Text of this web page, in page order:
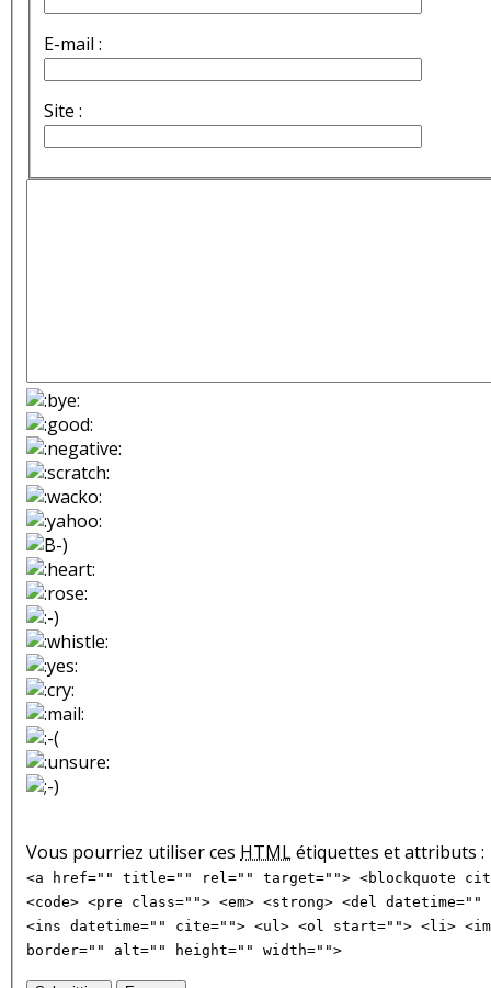
E-mail :
Site :
Vous pourriez utiliser ces HTMLétiquettes et attributs :
<a href="" title="" rel="" target=""> <blockquote
<code> <pre class=""> <em> <strong> <del
<ins datetime="" cite=""> <ul> <ol start=""> <li>
border="" alt="" height="" width="">